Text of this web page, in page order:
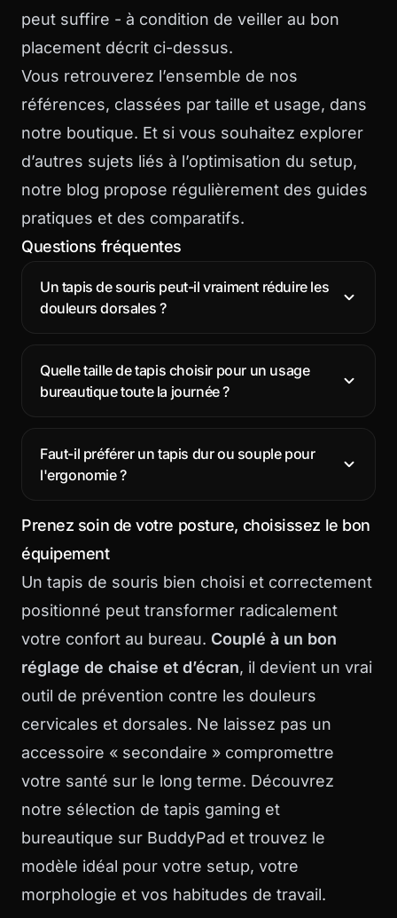
peut suffire - à condition de veiller au bon
placement décrit ci-dessus.
Vous retrouverez l’ensemble de nos
références, classées par taille et usage, dans
notre boutique. Et si vous souhaitez explorer
d’autres sujets liés à l’optimisation du setup,
notre blog propose régulièrement des guides
pratiques et des comparatifs.
Questions fréquentes
Un tapis de souris peut-il vraiment réduire les
douleurs dorsales ?
Quelle taille de tapis choisir pour un usage
bureautique toute la journée ?
Faut-il préférer un tapis dur ou souple pour
l'ergonomie ?
Prenez soin de votre posture, choisissez le bon
équipement
Un tapis de souris bien choisi et correctement
positionné peut transformer radicalement
votre confort au bureau. Couplé à un bon
réglage de chaise et d’écran, il devient un vrai
outil de prévention contre les douleurs
cervicales et dorsales. Ne laissez pas un
accessoire « secondaire » compromettre
votre santé sur le long terme. Découvrez
notre sélection de tapis gaming et
bureautique sur BuddyPad et trouvez le
modèle idéal pour votre setup, votre
morphologie et vos habitudes de travail.